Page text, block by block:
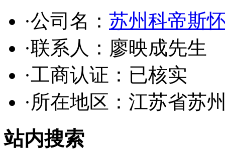
·公司名： 苏州科帝斯
·联系人：廖映成先生
·工商认证： 已核实
·所在地区：江苏省苏
站内搜索